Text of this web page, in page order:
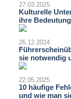
27.03.2025
Kulturelle
ihre
26.12.2024
sie notwendig
22.05.2025
10 häufige
und wie man